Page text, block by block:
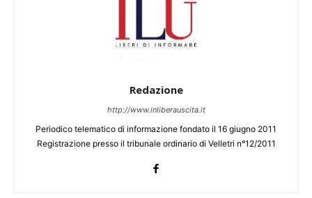
Redazione
http://www.inliberauscita.it
Periodico telematico di informazione fondato il 16 giugno 2011
Registrazione presso il tribunale ordinario di Velletri n°12/2011